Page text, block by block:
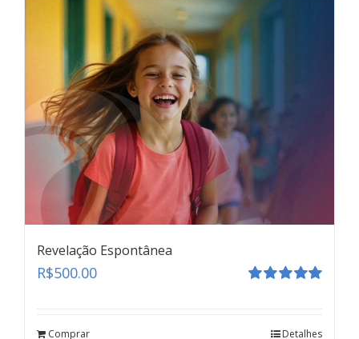
Revelação Espontânea
R$500.00
Comprar Detalhes